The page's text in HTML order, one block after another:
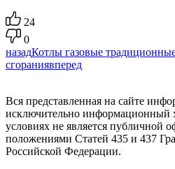
24
0
назадКотлы газовые
сгораниявперед
Вся представленная на сайте
исключительно информационный
условиях не является публичной
положениями Статей 435 и 437
Российской Федерации.